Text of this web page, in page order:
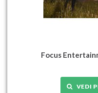
Focus
VEDI